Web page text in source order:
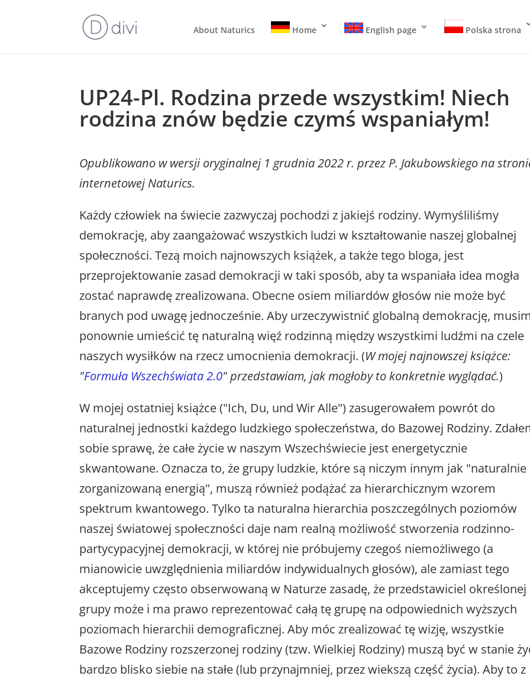
About Naturics Home English page Polska strona
UP24-Pl. Rodzina przede wszystkim! Niech
rodzina znów będzie czymś wspaniałym!
Opublikowano w wersji oryginalnej 1 grudnia 2022 r. przez P. Jakubowskiego na
internetowej Naturics.
Każdy człowiek na świecie zazwyczaj pochodzi z jakiejś rodziny. Wymyśliliśmy
demokrację, aby zaangażować wszystkich ludzi w kształtowanie naszej globalnej
społeczności. Tezą moich najnowszych książek, a także tego bloga, jest
przeprojektowanie zasad demokracji w taki sposób, aby ta wspaniała idea mogła
zostać naprawdę zrealizowana. Obecne osiem miliardów głosów nie może być
branych pod uwagę jednocześnie. Aby urzeczywistnić globalną demokrację,
ponownie umieścić tę naturalną więź rodzinną między wszystkimi ludźmi na czele
naszych wysiłków na rzecz umocnienia demokracji. (W mojej najnowszej książce:
"Formuła Wszechświata 2.0" przedstawiam, jak mogłoby to konkretnie wyglądać.)
W mojej ostatniej książce ("Ich, Du, und Wir Alle") zasugerowałem powrót do
naturalnej jednostki każdego ludzkiego społeczeństwa, do Bazowej Rodziny.
sobie sprawę, że całe życie w naszym Wszechświecie jest energetycznie
skwantowane. Oznacza to, że grupy ludzkie, które są niczym innym jak "naturalnie
zorganizowaną energią", muszą również podążać za hierarchicznym wzorem
spektrum kwantowego. Tylko ta naturalna hierarchia poszczególnych poziomów
naszej światowej społeczności daje nam realną możliwość stworzenia rodzinno-
partycypacyjnej demokracji, w której nie próbujemy czegoś niemożliwego (a
mianowicie uwzględnienia miliardów indywidualnych głosów), ale zamiast tego
akceptujemy często obserwowaną w Naturze zasadę, że przedstawiciel określonej
grupy może i ma prawo reprezentować całą tę grupę na odpowiednich wyższych
poziomach hierarchii demograficznej. Aby móc zrealizować tę wizję, wszystkie
Bazowe Rodziny rozszerzonej rodziny (tzw. Wielkiej Rodziny) muszą być w stanie
bardzo blisko siebie na stałe (lub przynajmniej, przez wiekszą część życia). Aby to z